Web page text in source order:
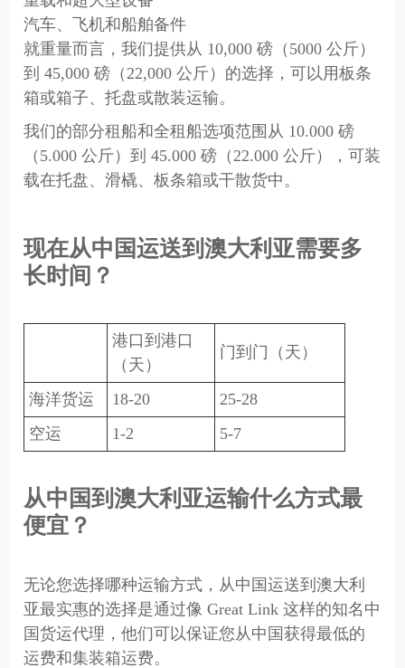
汽车、飞机和船舶备件
就重量而言，我们提供从 10,000 磅（5000 公斤）
到 45,000 磅（22,000 公斤）的选择，可以用板条
箱或箱子、托盘或散装运输。
我们的部分租船和全租船选项范围从 10.000 磅
（5.000 公斤）到 45.000 磅（22.000 公斤），可装
载在托盘、滑橇、板条箱或干散货中。
现在从中国运送到澳大利亚需要多
长时间？
港口到港口
（天）
门到门（天）
海洋货运 18-20
25-28
空运
1-2 5-7
从中国到澳大利亚运输什么方式最
便宜？
无论您选择哪种运输方式，从中国运送到澳大利
亚最实惠的选择是通过像 Great Link 这样的知名中
国货运代理，他们可以保证您从中国获得最低的
运费和集装箱运费。